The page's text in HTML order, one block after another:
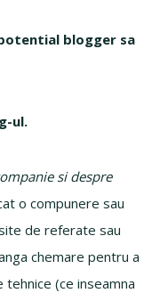
blogger sa
ul.
si despre
o compunere sau
de referate sau
chemare pentru a
(ce inseamna